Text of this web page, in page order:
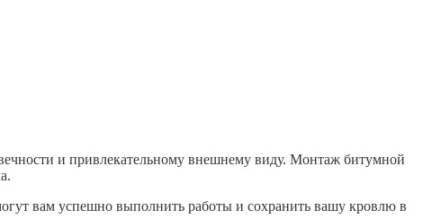
и привлекательному внешнему виду. Монтаж битумной
вам успешно выполнить работы и сохранить вашу кровлю в